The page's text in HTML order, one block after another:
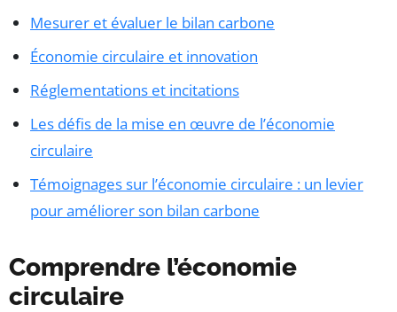
Mesurer et évaluer le bilan carbone
Économie circulaire et innovation
Réglementations et incitations
Les défis de la mise en œuvre de l’économie
circulaire
Témoignages sur l’économie circulaire : un levier
pour améliorer son bilan carbone
Comprendre l’économie
circulaire